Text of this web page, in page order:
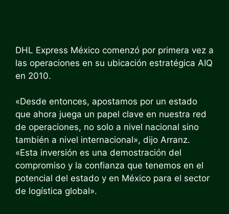
DHL Express México comenzó por primera vez a
las operaciones en su ubicación estratégica AIQ
en 2010.
«Desde entonces, apostamos por un estado
que ahora juega un papel clave en nuestra red
de operaciones, no solo a nivel nacional sino
también a nivel internacional», dijo Arranz.
«Esta inversión es una demostración del
compromiso y la confianza que tenemos en el
potencial del estado y en México para el sector
de logística global».